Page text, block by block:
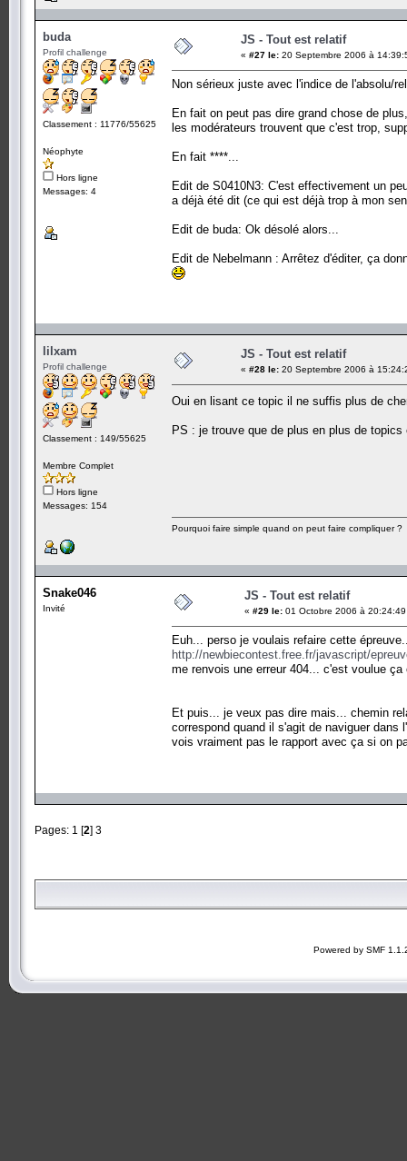
buda
Profil challenge
Classement : 11776/55625
Néophyte
Hors ligne
Messages: 4
JS - Tout est relatif
« #27 le: 20 Septembre 2006 à
Non sérieux juste avec l'indice de l'absolu/
En fait on peut pas dire grand chose de
les modérateurs trouvent que c'est trop,
En fait ****...
Edit de S0410N3: C'est effectivement un
a déjà été dit (ce qui est déjà trop à mon
Edit de buda: Ok désolé alors...
Edit de Nebelmann : Arrêtez d'éditer, ça
lilxam
Profil challenge
Classement : 149/55625
Membre Complet
Hors ligne
Messages: 154
JS - Tout est relatif
« #28 le: 20 Septembre 2006 à
Oui en lisant ce topic il ne suffis plus de
PS : je trouve que de plus en plus de
Pourquoi faire simple quand on peut faire compliquer ?
Snake046
Invité
JS - Tout est relatif
« #29 le: 01 Octobre 2006 à
Euh... perso je voulais refaire cette
http://newbiecontest.free.fr/javascript/
me renvois une erreur 404... c'est voulue ça
Et puis... je veux pas dire mais... chemin
correspond quand il s'agit de naviguer dans
vois vraiment pas le rapport avec ça si on
Pages: 1 [2] 3
Powered by SMF